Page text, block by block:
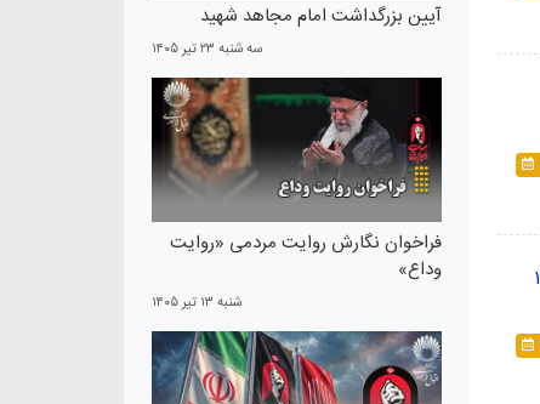
آیین بزرگداشت امام مجاهد شهید
سه شنبه ۲۳ تير ۱۴۰۵
فراخوان نگارش روایت مردمی «روایت
وداع»
شنبه ۱۳ تير ۱۴۰۵